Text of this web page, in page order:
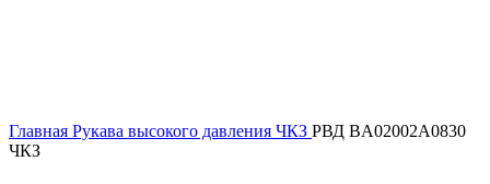
Главная Рукава высокого давления ЧКЗ РВД BA02002A0830
ЧКЗ